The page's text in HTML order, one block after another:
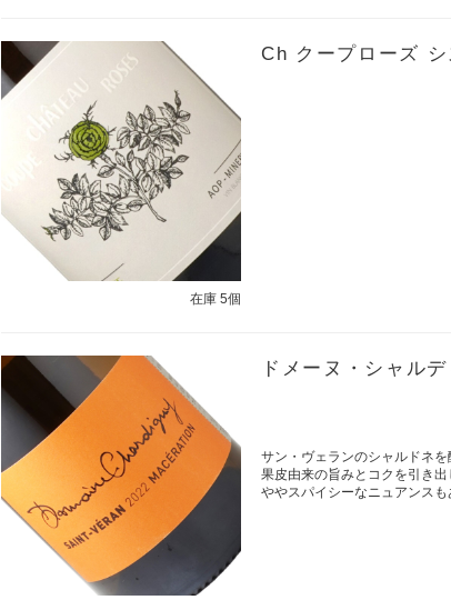
在庫 5個
Ch クープローズ
ドメーヌ・シャル
サン・ヴェランのシャルドネを
果皮由来の旨みとコクを引き出
ややスパイシーなニュアンスも